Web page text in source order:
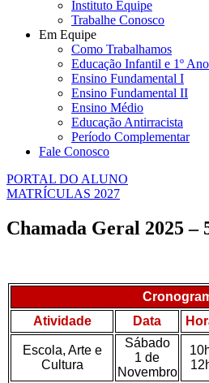
Instituto Equipe
Trabalhe Conosco
Em Equipe
Como Trabalhamos
Educação Infantil e 1º Ano
Ensino Fundamental I
Ensino Fundamental II
Ensino Médio
Educação Antirracista
Período Complementar
Fale Conosco
PORTAL DO ALUNO
MATRÍCULAS 2027
Chamada Geral 2025 –
Atividade
Data
Escola, Arte e
Cultura
Sábado
1 de
Novembro